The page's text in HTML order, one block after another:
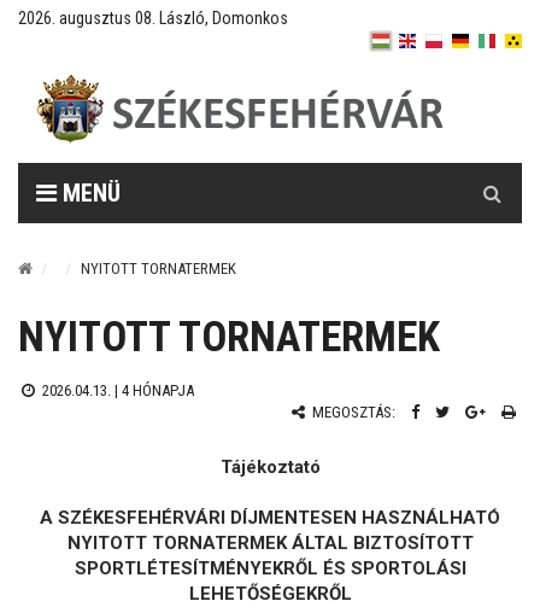
2026. augusztus 08. László, Domonkos
MENÜ
NYITOTT TORNATERMEK
NYITOTT TORNATERMEK
2026.04.13. | 4 HÓNAPJA
MEGOSZTÁS:
Tájékoztató
A SZÉKESFEHÉRVÁRI DÍJMENTESEN HASZNÁLHATÓ
NYITOTT TORNATERMEK ÁLTAL BIZTOSÍTOTT
SPORTLÉTESÍTMÉNYEKRŐL ÉS SPORTOLÁSI
LEHETŐSÉGEKRŐL